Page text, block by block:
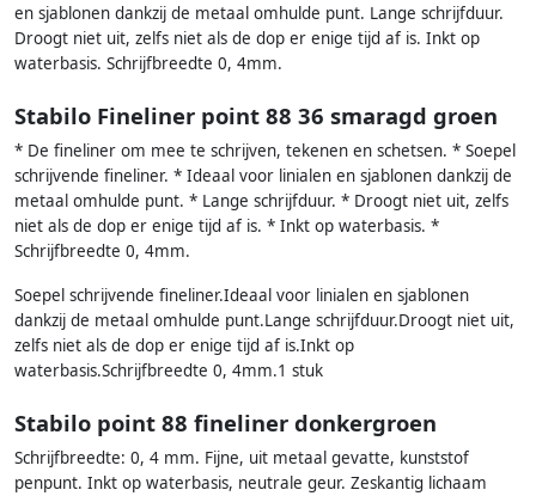
en sjablonen dankzij de metaal omhulde punt. Lange schrijfduur.
Droogt niet uit, zelfs niet als de dop er enige tijd af is. Inkt op
waterbasis. Schrijfbreedte 0, 4mm.
Stabilo Fineliner point 88 36 smaragd groen
* De fineliner om mee te schrijven, tekenen en schetsen. * Soepel
schrijvende fineliner. * Ideaal voor linialen en sjablonen dankzij de
metaal omhulde punt. * Lange schrijfduur. * Droogt niet uit, zelfs
niet als de dop er enige tijd af is. * Inkt op waterbasis. *
Schrijfbreedte 0, 4mm.
Soepel schrijvende fineliner.Ideaal voor linialen en sjablonen
dankzij de metaal omhulde punt.Lange schrijfduur.Droogt niet uit,
zelfs niet als de dop er enige tijd af is.Inkt op
waterbasis.Schrijfbreedte 0, 4mm.1 stuk
Stabilo point 88 fineliner donkergroen
Schrijfbreedte: 0, 4 mm. Fijne, uit metaal gevatte, kunststof
penpunt. Inkt op waterbasis, neutrale geur. Zeskantig lichaam